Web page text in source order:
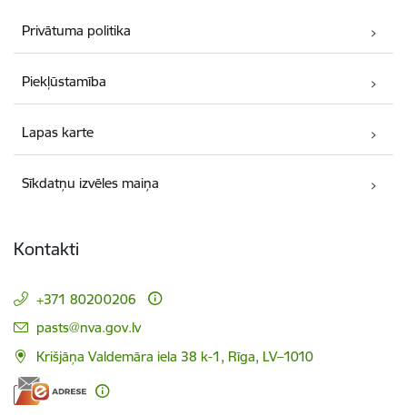
Privātuma politika
Piekļūstamība
Lapas karte
Sīkdatņu izvēles maiņa
Kontakti
+371 80200206
E-pasts:
pasts@nva.gov.lv
Krišjāņa Valdemāra iela 38 k-1, Rīga, LV–1010